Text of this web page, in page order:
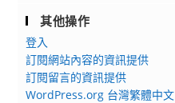
其他操作
登入
訂閱網站內容的資訊提供
訂閱留言的資訊提供
WordPress.org 台灣繁體中文